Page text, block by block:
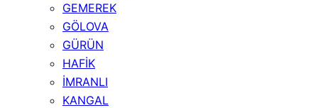
GEMEREK
GÖLOVA
GÜRÜN
HAFİK
İMRANLI
KANGAL